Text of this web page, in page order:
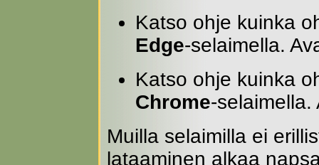
Katso ohje kuinka
Edge-selaimella.
Katso ohje kuinka
Chrome-
Muilla selaimilla ei
lataaminen alkaa